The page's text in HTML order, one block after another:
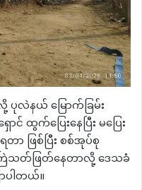
လဲနယ် မြောက်ခြမ်း
ထွက်ပြေးနေပြီး မပြေး
ဖြစ်ပြီး စစ်အုပ်စု
သတ်ဖြတ်နေတာလို့ ဒေသခံ
ပါတယ်။